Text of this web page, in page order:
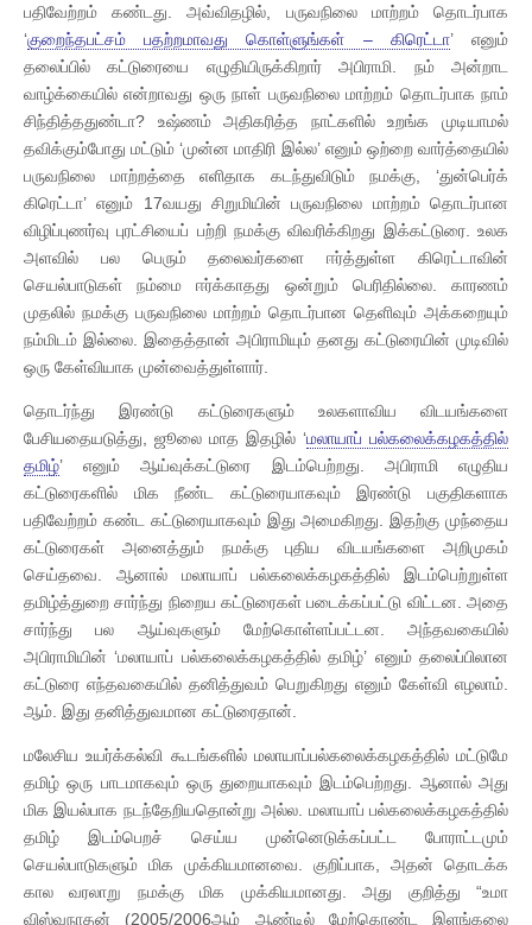
பதிவேற்றம் கண்டது. அவ்விதழில், பருவநிலை மாற்றம் தொடர்பாக
‘குறைந்தபட்சம் பதற்றமாவது கொள்ளுங்கள் – கிரெட்டா’ எனும்
தலைப்பில் கட்டுரையை எழுதியிருக்கிறார் அபிராமி. நம் அன்றாட
வாழ்க்கையில் என்றாவது ஒரு நாள் பருவநிலை மாற்றம் தொடர்பாக நாம்
சிந்தித்ததுண்டா? உஷ்ணம் அதிகரித்த நாட்களில் உறங்க முடியாமல்
தவிக்கும்போது மட்டும் ‘முன்ன மாதிரி இல்ல’ எனும் ஒற்றை வார்த்தையில்
பருவநிலை மாற்றத்தை எளிதாக கடந்துவிடும் நமக்கு, ‘துன்பெர்க்
கிரெட்டா’ எனும் 17வயது சிறுமியின் பருவநிலை மாற்றம் தொடர்பான
விழிப்புணர்வு புரட்சியைப் பற்றி நமக்கு விவரிக்கிறது இக்கட்டுரை. உலக
அளவில் பல பெரும் தலைவர்களை ஈர்த்துள்ள கிரெட்டாவின்
செயல்பாடுகள் நம்மை ஈர்க்காதது ஒன்றும் பெரிதில்லை. காரணம்
முதலில் நமக்கு பருவநிலை மாற்றம் தொடர்பான தெளிவும் அக்கறையும்
நம்மிடம் இல்லை. இதைத்தான் அபிராமியும் தனது கட்டுரையின் முடிவில்
ஒரு கேள்வியாக முன்வைத்துள்ளார்.
தொடர்ந்து இரண்டு கட்டுரைகளும் உலகளாவிய விடயங்களை
பேசியதையடுத்து, ஜூலை மாத இதழில் ‘மலாயாப் பல்கலைக்கழகத்தில்
தமிழ்’ எனும் ஆய்வுக்கட்டுரை இடம்பெற்றது. அபிராமி எழுதிய
கட்டுரைகளில் மிக நீண்ட கட்டுரையாகவும் இரண்டு பகுதிகளாக
பதிவேற்றம் கண்ட கட்டுரையாகவும் இது அமைகிறது. இதற்கு முந்தைய
கட்டுரைகள் அனைத்தும் நமக்கு புதிய விடயங்களை அறிமுகம்
செய்தவை. ஆனால் மலாயாப் பல்கலைக்கழகத்தில் இடம்பெற்றுள்ள
தமிழ்த்துறை சார்ந்து நிறைய கட்டுரைகள் படைக்கப்பட்டு விட்டன. அதை
சார்ந்து பல ஆய்வுகளும் மேற்கொள்ளப்பட்டன. அந்தவகையில்
அபிராமியின் ‘மலாயாப் பல்கலைக்கழகத்தில் தமிழ்’ எனும் தலைப்பிலான
கட்டுரை எந்தவகையில் தனித்துவம் பெறுகிறது எனும் கேள்வி எழலாம்.
ஆம். இது தனித்துவமான கட்டுரைதான்.
மலேசிய உயர்க்கல்வி கூடங்களில் மலாயாப்பல்கலைக்கழகத்தில் மட்டுமே
தமிழ் ஒரு பாடமாகவும் ஒரு துறையாகவும் இடம்பெற்றது. ஆனால் அது
மிக இயல்பாக நடந்தேறியதொன்று அல்ல. மலாயாப் பல்கலைக்கழகத்தில்
தமிழ் இடம்பெறச் செய்ய முன்னெடுக்கப்பட்ட போராட்டமும்
செயல்பாடுகளும் மிக முக்கியமானவை. குறிப்பாக, அதன் தொடக்க
கால வரலாறு நமக்கு மிக முக்கியமானது. அது குறித்து “உமா
விஸ்வநாதன் (2005/2006ஆம் ஆண்டில் மேற்கொண்ட இளங்கலை